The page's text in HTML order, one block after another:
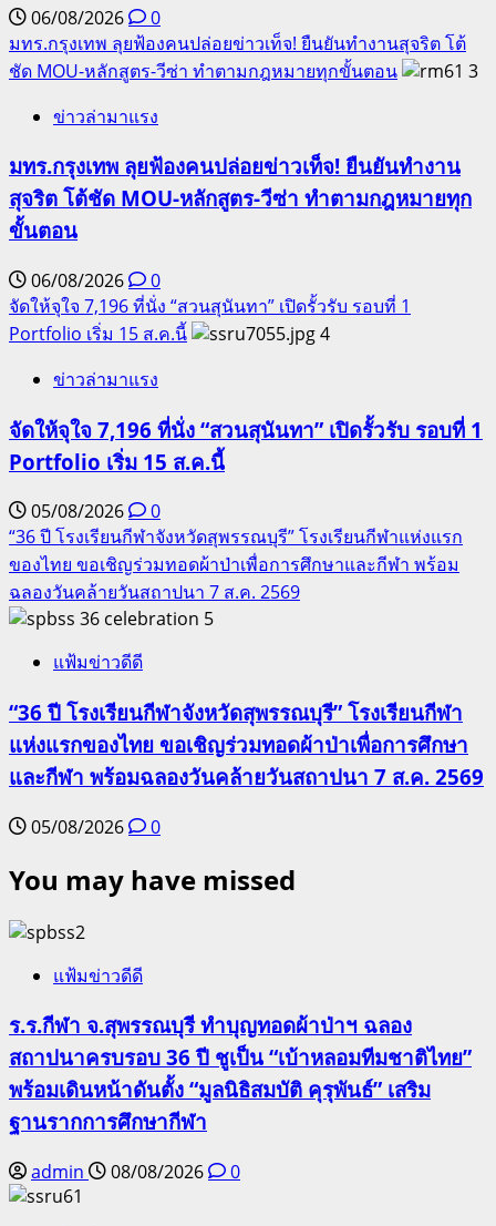
06/08/2026
0
มทร.กรุงเทพ ลุยฟ้องคนปล่อยข่าวเท็จ! ยืนยันทำงานสุจริต โต้
ชัด MOU-หลักสูตร-วีซ่า ทำตามกฎหมายทุกขั้นตอน
3
ข่าวล่ามาแรง
มทร.กรุงเทพ ลุยฟ้องคนปล่อยข่าวเท็จ! ยืนยันทำงาน
สุจริต โต้ชัด MOU-หลักสูตร-วีซ่า ทำตามกฎหมายทุก
ขั้นตอน
06/08/2026
0
จัดให้จุใจ 7,196 ที่นั่ง “สวนสุนันทา” เปิดรั้วรับ รอบที่ 1
Portfolio เริ่ม 15 ส.ค.นี้
4
ข่าวล่ามาแรง
จัดให้จุใจ 7,196 ที่นั่ง “สวนสุนันทา” เปิดรั้วรับ รอบที่ 1
Portfolio เริ่ม 15 ส.ค.นี้
05/08/2026
0
“36 ปี โรงเรียนกีฬาจังหวัดสุพรรณบุรี” โรงเรียนกีฬาแห่งแรก
ของไทย ขอเชิญร่วมทอดผ้าป่าเพื่อการศึกษาและกีฬา พร้อม
ฉลองวันคล้ายวันสถาปนา 7 ส.ค. 2569
5
แฟ้มข่าวดีดี
“36 ปี โรงเรียนกีฬาจังหวัดสุพรรณบุรี” โรงเรียนกีฬา
แห่งแรกของไทย ขอเชิญร่วมทอดผ้าป่าเพื่อการศึกษา
และกีฬา พร้อมฉลองวันคล้ายวันสถาปนา 7 ส.ค. 2569
05/08/2026 0
You may have missed
แฟ้มข่าวดีดี
ร.ร.กีฬา จ.สุพรรณบุรี ทำบุญทอดผ้าป่าฯ ฉลอง
สถาปนาครบรอบ 36 ปี ชูเป็น “เบ้าหลอมทีมชาติไทย”
พร้อมเดินหน้าดันตั้ง “มูลนิธิสมบัติ คุรุพันธ์” เสริม
ฐานรากการศึกษากีฬา
admin 08/08/2026 0